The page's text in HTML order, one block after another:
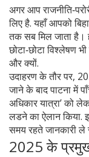
अगर आप
लिए है. यहाँ आपको
तक सब मिल जाता है।
छोटा‑छोटा विश्लेषण
और क्यों.
उदाहरण के तौर पर,
जाने के बाद पाटना में
अधिकार यात्रा’ को
लडने का ऐलान किया.
समय रहते जानकारी
2025 के